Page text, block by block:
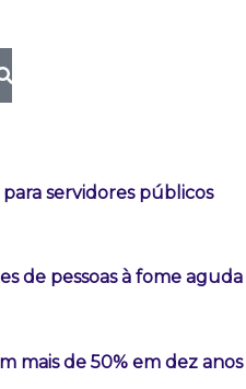
servidores públicos
de pessoas à fome aguda
mais de 50% em dez anos